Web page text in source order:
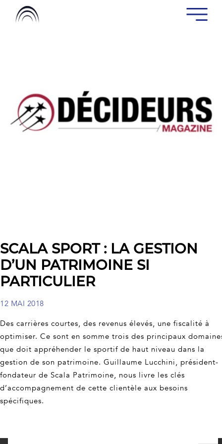
SCALA SPORT : LA GESTION
D’UN PATRIMOINE SI
PARTICULIER
12 MAI 2018
Des carrières courtes, des revenus élevés, une fiscalité à
optimiser. Ce sont en somme trois des principaux
que doit appréhender le sportif de haut niveau dans la
gestion de son patrimoine. Guillaume Lucchini, président-
fondateur de Scala Patrimoine, nous livre les clés
d’accompagnement de cette clientèle aux besoins
spécifiques.